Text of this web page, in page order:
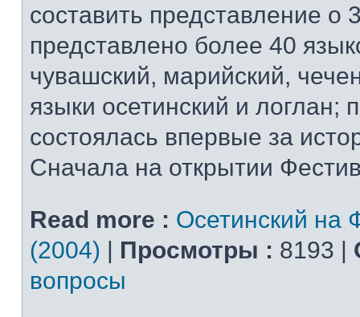
составить представление о
представлено более 40
чувашский, марийский,
языки осетинский и логлан;
состоялась впервые за
Сначала на открытии
Read more : Осетинский на
(2004) | Просмотры : 8193 |
вопросы